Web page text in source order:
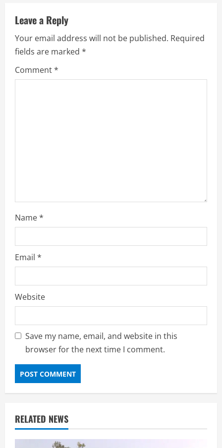
e
R
e
Leave a Reply
Your email address will not be published. Required
fields are marked *
Comment*
Name*
Email *
Website
Save my name, email, and website in this
browser for the next time I comment.
RELATED NEWS